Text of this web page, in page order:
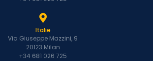
Italie
Via Giuseppe Mazzini, 9
20123 Milan
+34 681 026 725